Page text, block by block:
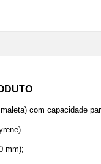
com capacidade
mm);